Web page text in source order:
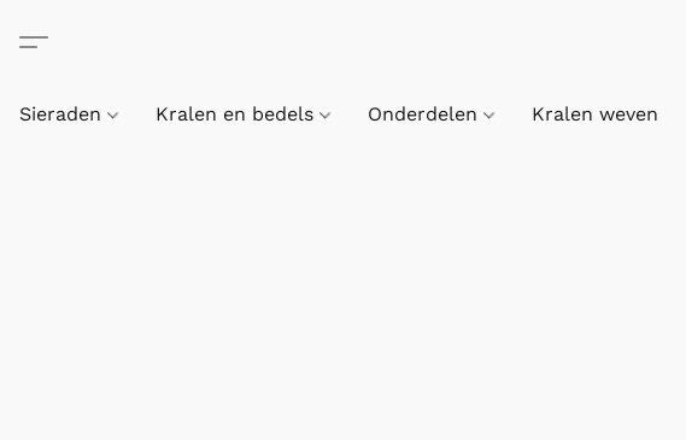
Sieraden Kralen en bedels Onderdelen Kralen weven